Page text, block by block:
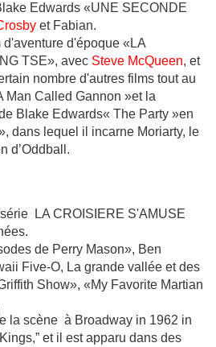
Edwards «UNE SECONDE
et Fabian.
d'aventure d'époque « LA
TSE», avec Steve McQueen, et
nombre d'autres films tout au
Man Called Gannon »et la
Blake Edwards« The Party »en
dans lequel il incarne Moriarty, le
d’Oddball.
LA CROISIERE S'AMUSE
de Perry Mason», Ben
Five-O, La grande vallée et des
Show», «My Favorite Martian
la scène à Broadway in 1962 in
et il est apparu dans des